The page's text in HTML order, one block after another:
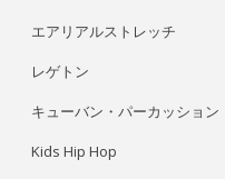
エアリアルストレッチ
レゲトン
キューバン・パーカッション
Kids Hip Hop